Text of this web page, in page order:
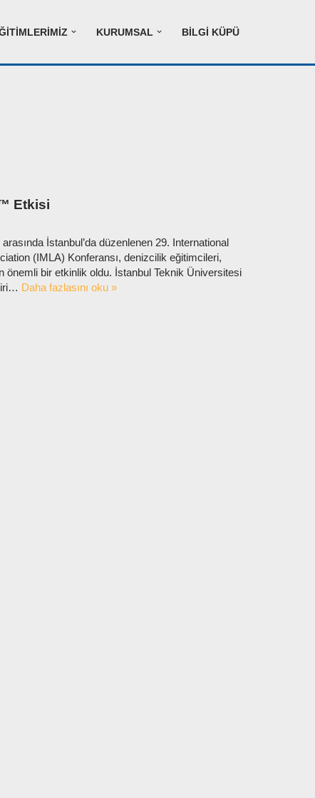
KURUMSAL BILGI KÜPÜ
Etkisi
İstanbul’da düzenlenen 29. International
(IMLA) Konferansı, denizcilik eğitimcileri,
önemli bir etkinlik oldu. İstanbul Teknik Üniversitesi
Daha fazlasını oku »